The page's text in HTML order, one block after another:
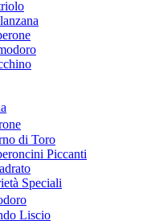
di Toro
Piccanti
Speciali
Liscio